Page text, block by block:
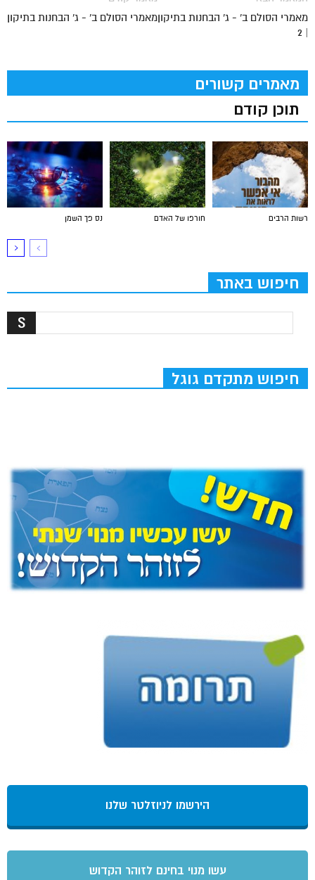
מאמרי הסולם ב' - ג' הבחנות בתיקוןמאמרי הסולם ב' - ג' הבחנות בתיקון
| 2
מאמרים קשורים
תוכן קודם
נס פך השמן חורפו של האדם רשות הרבים
חיפוש באתר
חיפוש מתקדם גוגל
הירשמו לניוזלטר שלנו
עשו מנוי בחינם לזוהר הקדוש